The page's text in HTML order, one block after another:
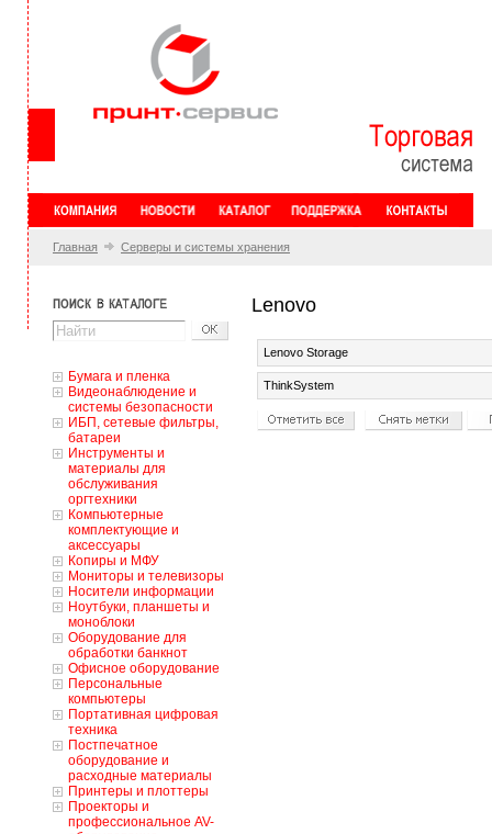
Главная Серверы и системы хранения
Бумага и пленка
Видеонаблюдение и
системы безопасности
ИБП, сетевые фильтры,
батареи
Инструменты и
материалы для
обслуживания
оргтехники
Компьютерные
комплектующие и
аксессуары
Копиры и МФУ
Мониторы и телевизоры
Носители информации
Ноутбуки, планшеты и
моноблоки
Оборудование для
обработки банкнот
Офисное оборудование
Персональные
компьютеры
Портативная цифровая
техника
Постпечатное
оборудование и
расходные материалы
Принтеры и плоттеры
Проекторы и
профессиональное AV-
Lenovo
Lenovo Storage
ThinkSystem